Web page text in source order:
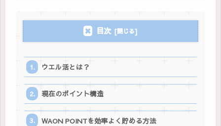
目次
ウエル活とは？
現在のポイント構造
WAON POINTを効率よく貯める方法